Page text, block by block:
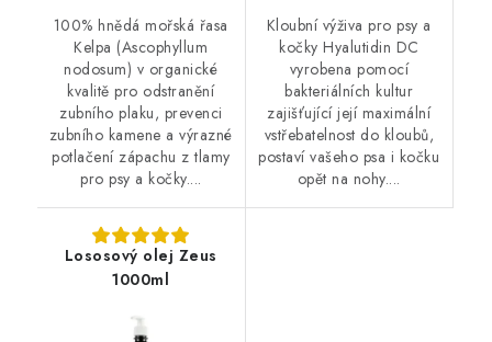
100% hnědá mořská řasa
Kelpa (Ascophyllum
nodosum) v organické
kvalitě pro odstranění
zubního plaku, prevenci
zubního kamene a výrazné
potlačení zápachu z tlamy
pro psy a kočky....
Kloubní výživa pro psy a
kočky Hyalutidin DC
vyrobena pomocí
bakteriálních kultur
zajišťující její maximální
vstřebatelnost do kloubů,
postaví vašeho psa i kočku
opět na nohy....
Lososový olej Zeus
1000ml